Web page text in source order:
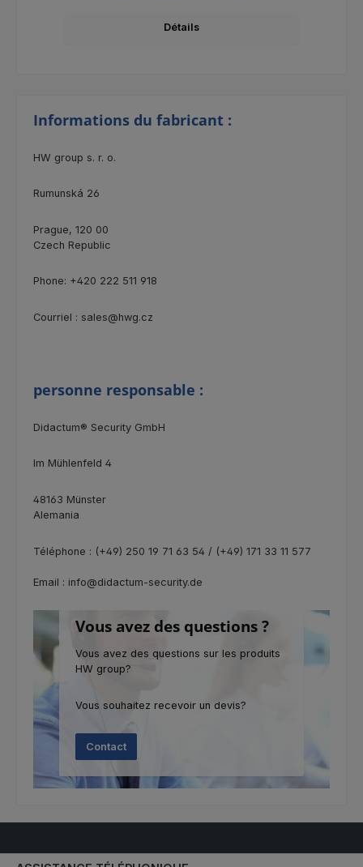
Détails
Informations du fabricant :
HW group s. r. o.
Rumunská 26
Prague, 120 00
Czech Republic
Phone: +420 222 511 918
Courriel : sales@hwg.cz
personne responsable :
Didactum® Security GmbH
Im Mühlenfeld 4
48163 Münster
Alemania
Téléphone : (+49) 250 19 71 63 54 / (+49) 171 33 11 577
Email : info@didactum-security.de
Vous avez des questions ?
Vous avez des questions sur les produits
HW group?
Vous souhaitez recevoir un devis?
Contact